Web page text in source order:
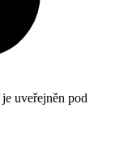
je uveřejněn pod